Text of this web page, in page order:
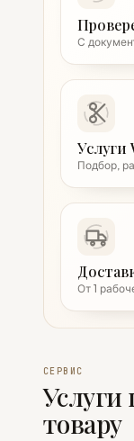
С
Услуги
Подбор,
От 1
СЕРВИС
Услуги
товару